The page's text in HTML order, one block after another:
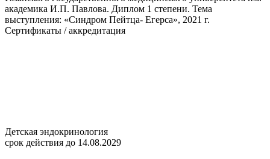
академика И.П. Павлова. Диплом 1 степени. Тема
выступления: «Синдром Пейтца- Егерса», 2021 г.
Сертификаты / аккредитация
Детская эндокринология
срок действия до 14.08.2029